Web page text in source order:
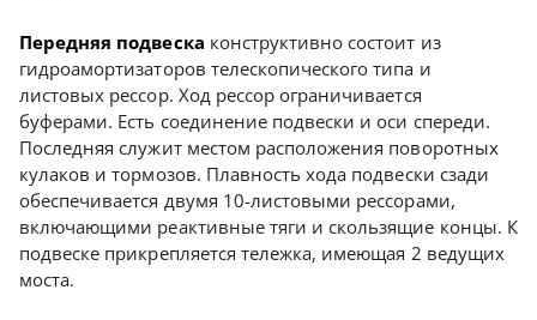
Передняя подвеска конструктивно состоит из
гидроамортизаторов телескопического типа и
листовых рессор. Ход рессор ограничивается
буферами. Есть соединение подвески и оси спереди.
Последняя служит местом расположения поворотных
кулаков и тормозов. Плавность хода подвески сзади
обеспечивается двумя 10-листовыми рессорами,
включающими реактивные тяги и скользящие концы. К
подвеске прикрепляется тележка, имеющая 2 ведущих
моста.